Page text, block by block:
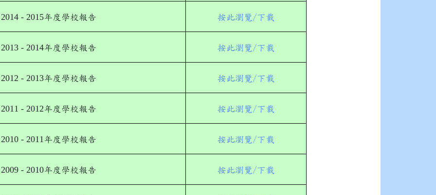
2014 - 2015年度學校報告 按此瀏覽/下載
2013 - 2014年度學校報告 按此瀏覽/下載
2012 - 2013年度學校報告 按此瀏覽/下載
2011 - 2012年度學校報告 按此瀏覽/下載
2010 - 2011年度學校報告 按此瀏覽/下載
2009 - 2010年度學校報告 按此瀏覽/下載